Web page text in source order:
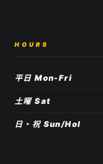
HOURS
平日 Mon-Fri
土曜 Sat
日・祝 Sun/Hol